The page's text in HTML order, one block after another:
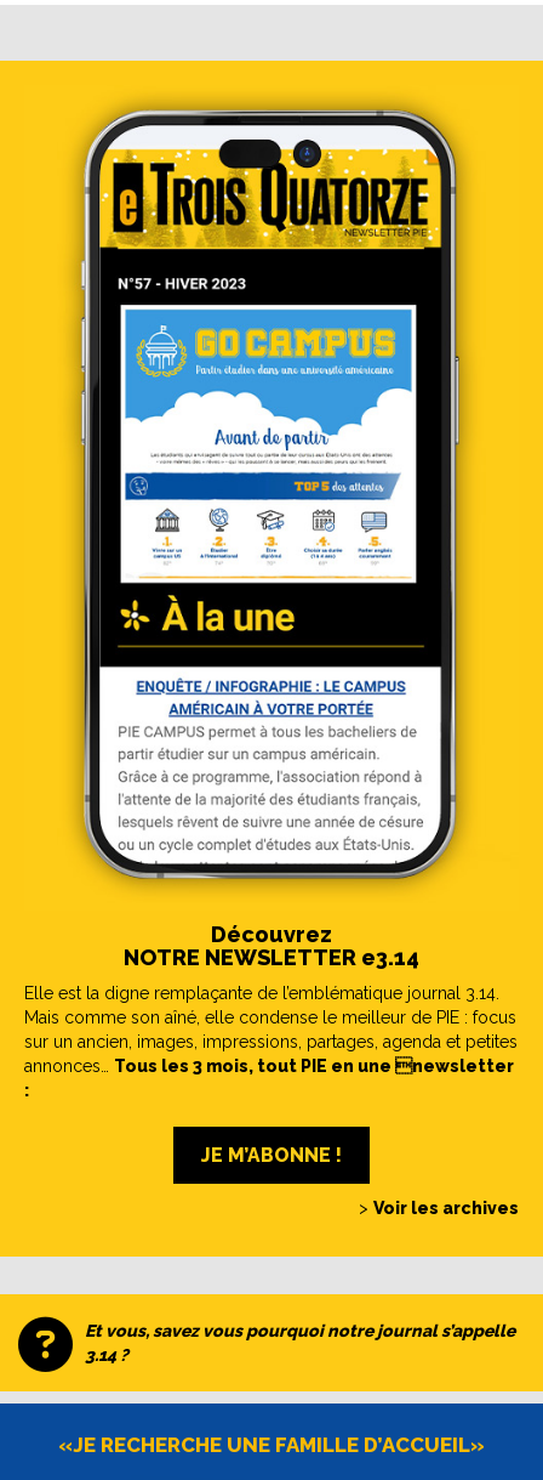
Découvrez
NOTRE NEWSLETTER e3.14
Elle est la digne remplaçante de l’emblématique journal 3.14.
Mais comme son aîné, elle condense le meilleur de PIE : focus
sur un ancien, images, impressions, partages, agenda et petites
annonces… Tous les 3 mois, tout PIE en une newsletter
:
JE M’ABONNE !
> Voir les archives
Et vous, savez vous pourquoi notre journal s’appelle
3.14 ?
«JE RECHERCHE UNE FAMILLE D’ACCUEIL»